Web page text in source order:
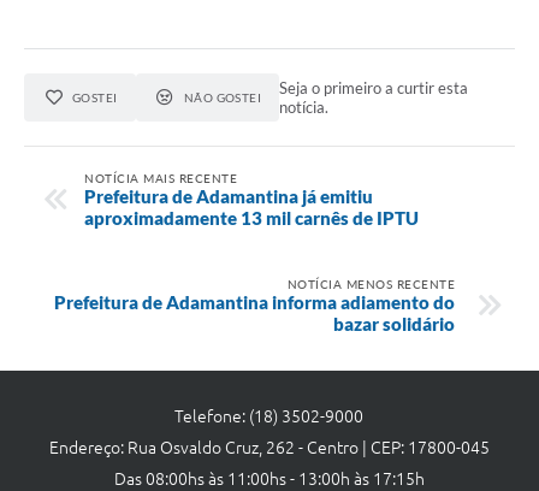
GOSTEI NÃO GOSTEI
Seja o primeiro a curtir esta
notícia.
NOTÍCIA MAIS RECENTE
Prefeitura de Adamantina já emitiu
aproximadamente 13 mil carnês de IPTU
NOTÍCIA MENOS RECENTE
Prefeitura de Adamantina informa adiamento do
bazar solidário
Telefone: (18) 3502-9000
Endereço: Rua Osvaldo Cruz, 262 - Centro | CEP: 17800-045
Das 08:00hs às 11:00hs - 13:00h às 17:15h